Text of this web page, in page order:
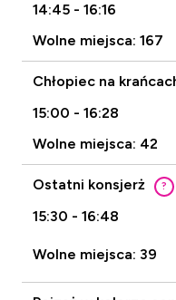
14:45 - 16:16
Wolne miejsca: 167
Chłopiec na
15:00 - 16:28
Wolne miejsca: 42
Ostatni konsjerż ?
15:30 - 16:48
Wolne miejsca: 39